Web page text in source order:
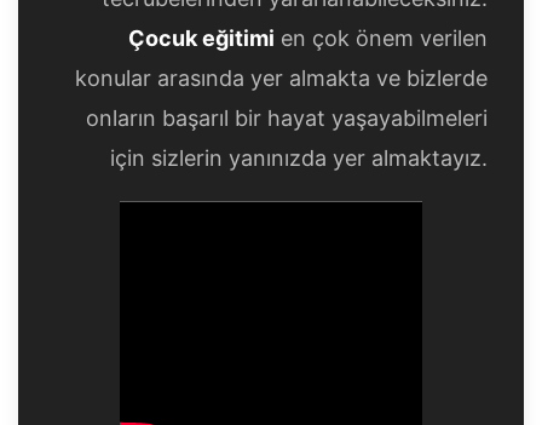
Çocuk eğitimi en çok önem verilen
konular arasında yer almakta ve bizlerde
onların başarıl bir hayat yaşayabilmeleri
için sizlerin yanınızda yer almaktayız.